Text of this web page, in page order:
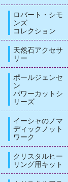
ロバート・シモ
ンズ
コレクション
天然石アクセサ
リー
ポールジェンセ
ン
パワーカットシ
リーズ
イーシャのノマ
ディックノット
ワーク
クリスタルヒー
リング用キット